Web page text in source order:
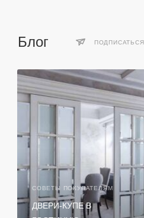
Блог ПОДПИСАТЬСЯ
СОВЕТЫ ПОКУПАТЕЛЯМ
ДВЕРИ-КУПЕ В